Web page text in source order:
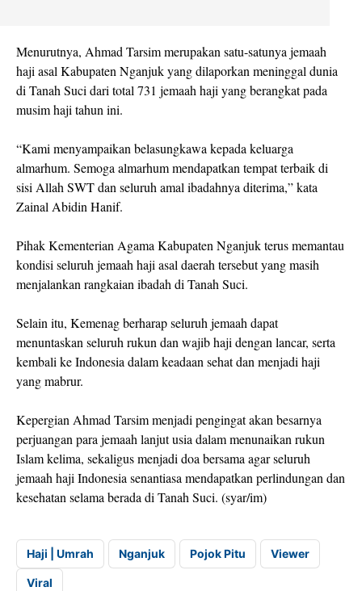
Menurutnya, Ahmad Tarsim merupakan satu-satunya jemaah
haji asal Kabupaten Nganjuk yang dilaporkan meninggal dunia
di Tanah Suci dari total 731 jemaah haji yang berangkat pada
musim haji tahun ini.
“Kami menyampaikan belasungkawa kepada keluarga
almarhum. Semoga almarhum mendapatkan tempat terbaik di
sisi Allah SWT dan seluruh amal ibadahnya diterima,” kata
Zainal Abidin Hanif.
Pihak Kementerian Agama Kabupaten Nganjuk terus memantau
kondisi seluruh jemaah haji asal daerah tersebut yang masih
menjalankan rangkaian ibadah di Tanah Suci.
Selain itu, Kemenag berharap seluruh jemaah dapat
menuntaskan seluruh rukun dan wajib haji dengan lancar, serta
kembali ke Indonesia dalam keadaan sehat dan menjadi haji
yang mabrur.
Kepergian Ahmad Tarsim menjadi pengingat akan besarnya
perjuangan para jemaah lanjut usia dalam menunaikan rukun
Islam kelima, sekaligus menjadi doa bersama agar seluruh
jemaah haji Indonesia senantiasa mendapatkan perlindungan dan
kesehatan selama berada di Tanah Suci. (syar/im)
Haji | Umrah Nganjuk Pojok Pitu Viewer
Viral